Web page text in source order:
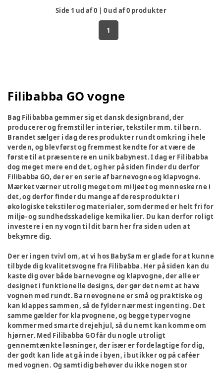
Side 1 ud af0 | 0ud af0 produkter
1
Filibabba GO vogne
Bag Filibabba gemmer sig et dansk designbrand, der
producerer og fremstiller interiør, tekstiler mm. til børn.
Brandet sælger i dag deres produkter rundt omkring i hele
verden, og blev først og fremmest kendte for at være de
første til at præsentere en unik babynest. I dag er Filibabba
dog meget mere end det, og her på siden finder du derfor
Filibabba GO, der er en serie af barnevogne og klapvogne.
Mærket værner utrolig meget om miljøet og menneskerne i
det, og derfor finder du mange af deres produkter i
økologiske tekstiler og materialer, som dermed er helt fri for
miljø- og sundhedsskadelige kemikalier. Du kan derfor roligt
investere i en ny vogn til dit barn her fra siden uden at
bekymre dig.
Der er ingen tvivl om, at vi hos BabySam er glade for at kunne
tilbyde dig kvalitetsvogne fra Filibabba. Her på siden kan du
kaste dig over både barnevogne og klapvogne, der alle er
designet i funktionelle designs, der gør det nemt at have
vognen med rundt. Barnevognene er små og praktiske og
kan klappes sammen, så de fylder nærmest ingenting. Det
samme gælder for klapvognene, og begge typer vogne
kommer med smarte drejehjul, så du nemt kan komme om
hjørner. Med Filibabba GO får du nogle utroligt
gennemtænkte løsninger, der især er fordelagtige for dig,
der godt kan lide at gå inde i byen, i butikker og på caféer
med vognen. Og samtidig behøver du ikke nogen stor